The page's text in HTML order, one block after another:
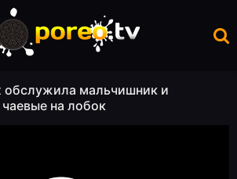
обслужила мальчишник и
на лобок